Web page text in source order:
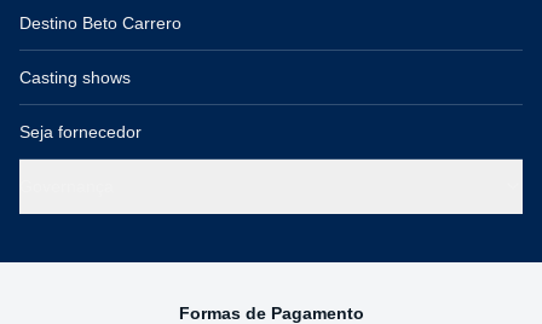
Destino Beto Carrero
Casting shows
Seja fornecedor
Formas de Pagamento